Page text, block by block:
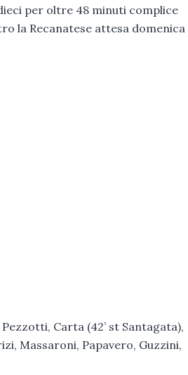
per oltre 48 minuti complice
la Recanatese attesa domenica
Carta (42’ st Santagata),
Massaroni, Papavero, Guzzini,